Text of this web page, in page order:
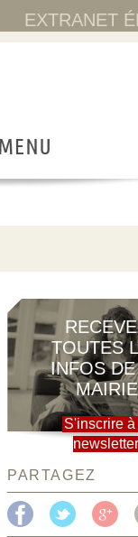
EXTRANET
TOUTES
INFOS
MAIRIE
S'inscrire à
newsletter
PARTAGEZ